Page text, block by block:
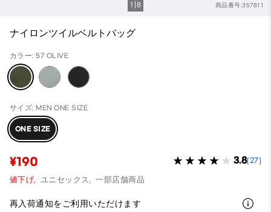
商品番号:357811
1 8
ナイロンツイルベルトバッグ
カラー: 57 OLIVE
サイズ: MEN ONE SIZE
ONE SIZE
¥190 3.8(27)
値下げ, ユニセックス, 一部店舗商品
再入荷通知をご利用いただけます